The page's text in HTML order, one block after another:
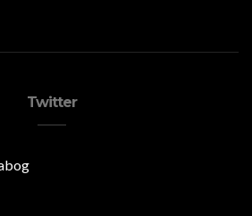
Twitter